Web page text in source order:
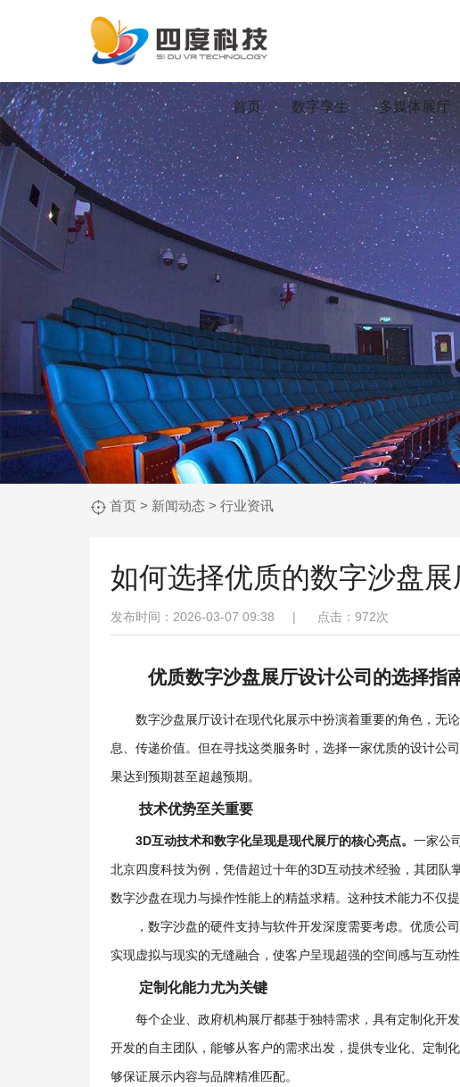
首页 数字孪生 多媒体展厅
首页> 新闻动态 > 行业资讯
如何选择优质的数字沙盘
发布时间：2026-03-07 09:38 | 点击： 972次
优质数字沙盘展厅设计公司的选择指
数字沙盘展厅设计在现代化展示中扮演着重要的角色，无
息、传递价值。但在寻找这类服务时，选择一家优质的设计公
果达到预期甚至超越预期。
技术优势至关重要
3D互动技术和数字化呈现是现代展厅的核心亮点。 一家公
北京四度科技为例，凭借超过十年的3D互动技术经验，其团
数字沙盘在现力与操作性能上的精益求精。这种技术能力不仅
，数字沙盘的硬件支持与软件开发深度需要考虑。优质公
实现虚拟与现实的无缝融合，使客户呈现超强的空间感与互动性
定制化能力尤为关键
每个企业、政府机构展厅都基于独特需求，具有定制化开
开发的自主团队，能够从客户的需求出发，提供专业化、定制
够保证展示内容与品牌精准匹配。